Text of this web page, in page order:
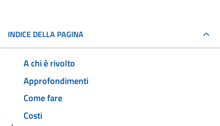
INDICE DELLA PAGINA
A chi è rivolto
Approfondimenti
Come fare
Costi